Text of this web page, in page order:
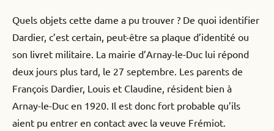
Quels objets cette dame a pu trouver ? De quoi identifier
Dardier, c’est certain, peut-être sa plaque d’identité ou
son livret militaire. La mairie d’Arnay-le-Duc lui répond
deux jours plus tard, le 27 septembre. Les parents de
François Dardier, Louis et Claudine, résident bien à
Arnay-le-Duc en 1920. Il est donc fort probable qu’ils
aient pu entrer en contact avec la veuve Frémiot.